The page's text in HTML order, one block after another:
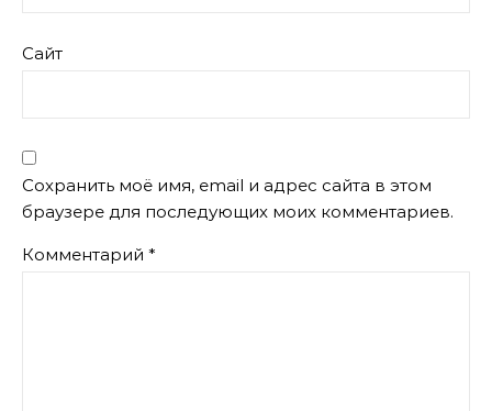
Сайт
Сохранить моё имя, email и адрес сайта в этом
браузере для последующих моих комментариев.
Комментарий *